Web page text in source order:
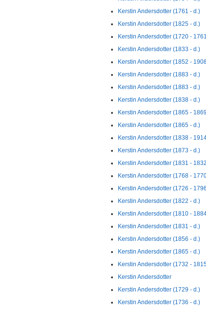
Kerstin Andersdotter (1761 - d.)
Kerstin Andersdotter (1825 - d.)
Kerstin Andersdotter (1720 -
Kerstin Andersdotter (1833 - d.)
Kerstin Andersdotter (1852 -
Kerstin Andersdotter (1883 - d.)
Kerstin Andersdotter (1883 - d.)
Kerstin Andersdotter (1838 - d.)
Kerstin Andersdotter (1865 -
Kerstin Andersdotter (1865 - d.)
Kerstin Andersdotter (1838 -
Kerstin Andersdotter (1873 - d.)
Kerstin Andersdotter (1831 -
Kerstin Andersdotter (1768 -
Kerstin Andersdotter (1726 -
Kerstin Andersdotter (1822 - d.)
Kerstin Andersdotter (1810 -
Kerstin Andersdotter (1831 - d.)
Kerstin Andersdotter (1856 - d.)
Kerstin Andersdotter (1865 - d.)
Kerstin Andersdotter (1732 -
Kerstin Andersdotter
Kerstin Andersdotter (1729 - d.)
Kerstin Andersdotter (1736 - d.)